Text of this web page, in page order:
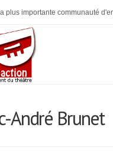
plus importante communauté
André Brunet